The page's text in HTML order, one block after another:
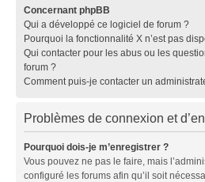
Concernant phpBB
Qui a développé ce logiciel de forum ?
Pourquoi la fonctionnalité X n’est pas
Qui contacter pour les abus ou les
forum ?
Comment puis-je contacter un
Problèmes de connexion et
Pourquoi dois-je m’enregistrer ?
Vous pouvez ne pas le faire, mais
configuré les forums afin qu’il soit